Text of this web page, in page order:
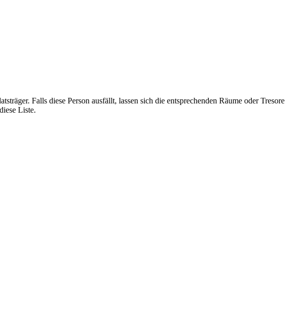
Falls diese Person ausfällt, lassen sich die entsprechenden Räume oder Tresore
Liste.